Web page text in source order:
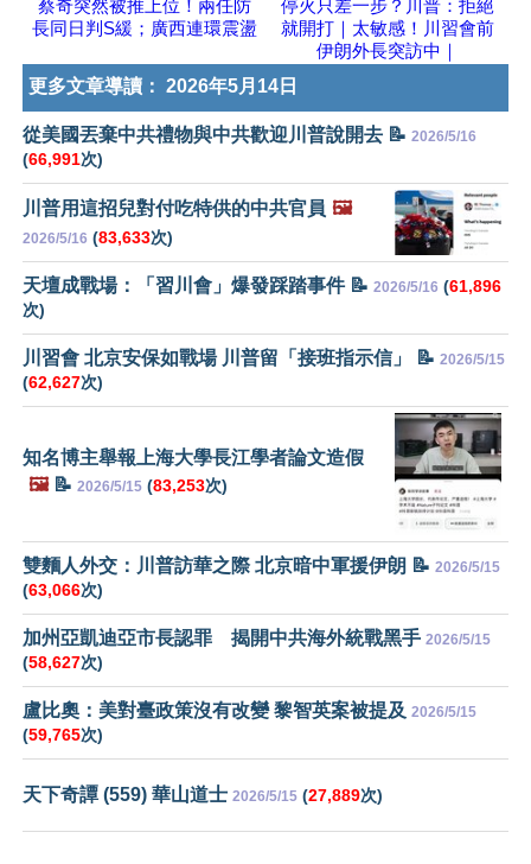
蔡奇突然被推上位！兩任防
長同日判S緩；廣西連環震盪
停火只差一步？川普：拒絕
就開打｜太敏感！川習會前
伊朗外長突訪中｜
更多文章導讀： 2026年5月14日
從美國丟棄中共禮物與中共歡迎川普說開去 📝 2026/5/16
(66,991次)
川普用這招兒對付吃特供的中共官員 🖼️
2026/5/16 (83,633次)
天壇成戰場：「習川會」爆發踩踏事件 📝 2026/5/16 (61,896
次)
川習會 北京安保如戰場 川普留「接班指示信」 📝 2026/5/15
(62,627次)
知名博主舉報上海大學長江學者論文造假
🖼️📝 2026/5/15 (83,253次)
雙麵人外交：川普訪華之際 北京暗中軍援伊朗 📝 2026/5/15
(63,066次)
加州亞凱迪亞市長認罪 揭開中共海外統戰黑手 2026/5/15
(58,627次)
盧比奧：美對臺政策沒有改變 黎智英案被提及 2026/5/15
(59,765次)
天下奇譚 (559) 華山道士 2026/5/15 (27,889次)